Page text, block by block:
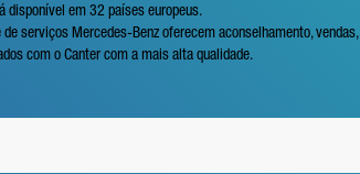
disponível em 32 países europeus.
serviços Mercedes-Benz oferecem aconselhamento, vendas,
com o Canter com a mais alta qualidade.